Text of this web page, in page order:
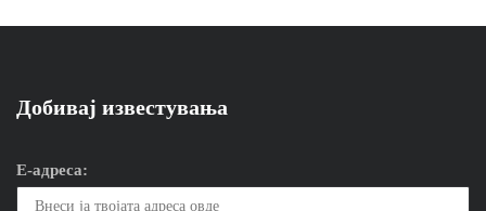
Добивај известувања
Е-адреса: